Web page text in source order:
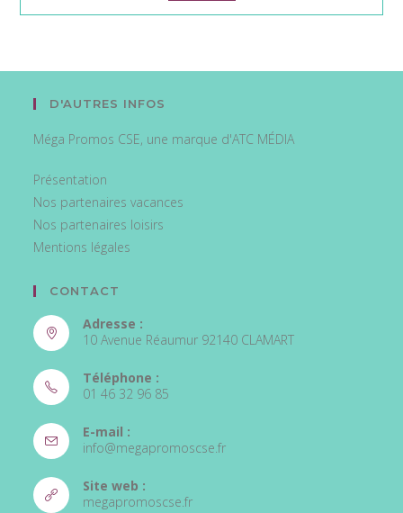
D'AUTRES INFOS
Méga Promos CSE, une marque d'ATC MÉDIA
Présentation
Nos partenaires vacances
Nos partenaires loisirs
Mentions légales
CONTACT
Adresse :
10 Avenue Réaumur 92140 CLAMART
Téléphone :
01 46 32 96 85
dans
votre
application
E-mail :
info@megapromoscse.frS’ouvre
Site web :
megapromoscse.frS’ouvre